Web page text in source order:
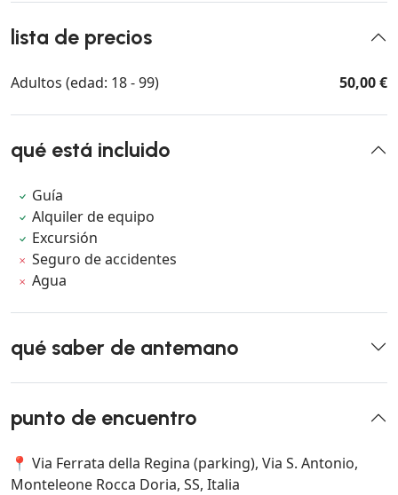
lista de precios
Adultos (edad: 18 - 99) 50,00 €
qué está incluido
Guía
Alquiler de equipo
Excursión
Seguro de accidentes
Agua
qué saber de antemano
punto de encuentro
📍 Via Ferrata della Regina (parking), Via S. Antonio,
Monteleone Rocca Doria, SS, Italia